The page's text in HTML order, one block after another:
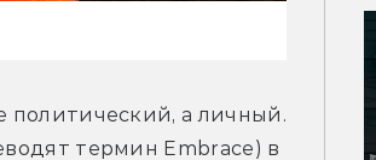
политический, а личный.
термин Embrace) в